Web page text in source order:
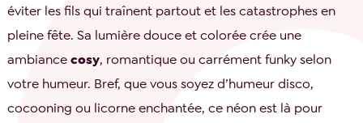
éviter les fils qui traînent partout et les catastrophes en
pleine fête. Sa lumière douce et colorée crée une
ambiancecosy, romantique ou carrément funky selon
votre humeur. Bref, que vous soyez d’humeur disco,
cocooning ou licorne enchantée, ce néon est là pour